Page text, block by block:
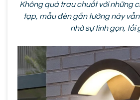
Không quá trau chuốt với những
tạp, mẫu đèn gắn tường này
nhờ sự tinh gọn, tối